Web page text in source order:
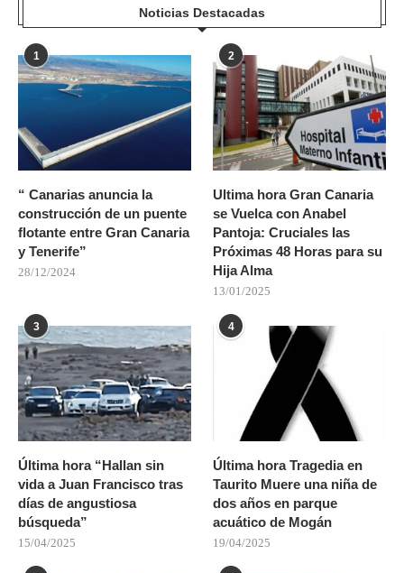
Noticias Destacadas
1
“ Canarias anuncia la
construcción de un puente
flotante entre Gran Canaria
y Tenerife”
28/12/2024
2
Ultima hora Gran Canaria
se Vuelca con Anabel
Pantoja: Cruciales las
Próximas 48 Horas para su
Hija Alma
13/01/2025
3
Última hora “Hallan sin
vida a Juan Francisco tras
días de angustiosa
búsqueda”
15/04/2025
4
Última hora Tragedia en
Taurito Muere una niña de
dos años en parque
acuático de Mogán
19/04/2025